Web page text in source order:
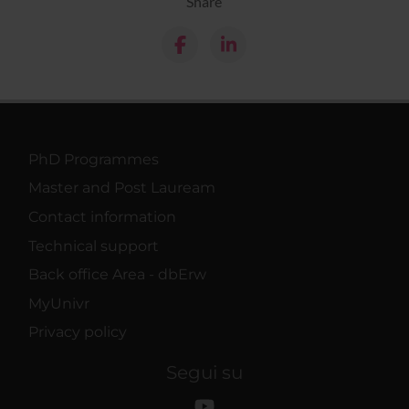
PhD Programmes
Master and Post Lauream
Contact information
Technical support
Back office Area - dbErw
MyUnivr
Privacy policy
Segui su